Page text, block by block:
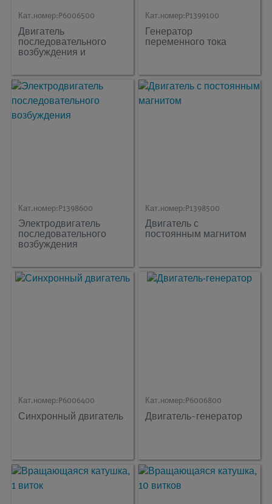
Кат.номер: P6006500
Двигатель
последовательного
возбуждения и
шунтовой двигатель
Кат.номер: P1399100
Генератор
переменного тока
Кат.номер: P1398600
Электродвигатель
последовательного
возбуждения
Кат.номер: P1398500
Двигатель с
постоянным магнитом
Кат.номер: P6006400
Синхронный двигатель
Кат.номер: P6006800
Двигатель-генератор